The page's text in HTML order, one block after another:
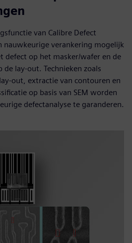
van Calibre Defect
nauwkeurige verankering mogelijk
defect op het masker/wafer en de
lay-out. Technieken zoals
out, extractie van contouren en
op basis van SEM worden
defectanalyse te garanderen.